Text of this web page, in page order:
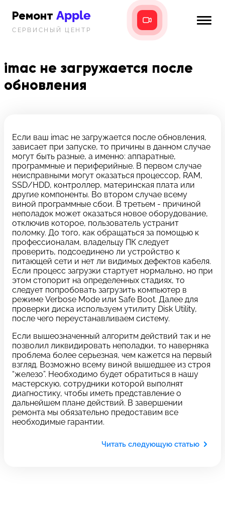
Ремонт Apple
СЕРВИСНЫЙ ЦЕНТР
iPad
MacBook
Новости
i-info
Телефон:
+7 (812) 409-39-75
Адрес:
8 Красноармейская, 18
Режим работы:
c 10:00 до 21:00
Связаться с нами
imac не загружается после
обновления
Если ваш imac не загружается после обновления,
зависает при запуске, то причины в данном случае
могут быть разные, а именно: аппаратные,
программные и периферийные. В первом случае
неисправными могут оказаться процессор, RAM,
SSD/HDD, контроллер, материнская плата или
другие компоненты. Во втором случае всему
виной программные сбои. В третьем - причиной
неполадок может оказаться новое оборудование,
отключив которое, пользователь устранит
поломку. До того, как обращаться за помощью к
профессионалам, владельцу ПК следует
проверить, подсоединено ли устройство к
питающей сети и нет ли видимых дефектов кабеля.
Если процесс загрузки стартует нормально, но при
этом стопорит на определенных стадиях, то
следует попробовать загрузить компьютер в
режиме Verbose Mode или Safe Boot. Далее для
проверки диска используем утилиту Disk Utility,
после чего переустанавливаем систему.
Если вышеозначенный алгоритм действий так и не
позволил ликвидировать неполадки, то наверняка
проблема более серьезная, чем кажется на первый
взгляд. Возможно всему виной вышедшее из строя
“железо”. Необходимо будет обратиться в нашу
мастерскую, сотрудники которой выполнят
диагностику, чтобы иметь представление о
дальнейшем плане действий. В завершении
ремонта мы обязательно предоставим все
необходимые гарантии.
Читать следующую статью
Задать вопрос
Заполните форму обратной
связи и ждите звонка:
Оставьте свой
отзыв
Заполните все необходимые поля
Введите имя